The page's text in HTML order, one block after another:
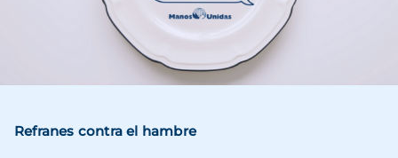
Refranes contra el hambre